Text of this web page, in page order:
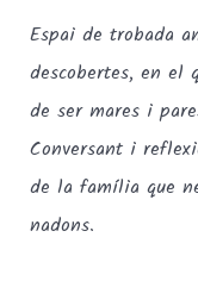
Espai de trobada
descobertes, en el
de ser mares i
Conversant i
de la família que
nadons.